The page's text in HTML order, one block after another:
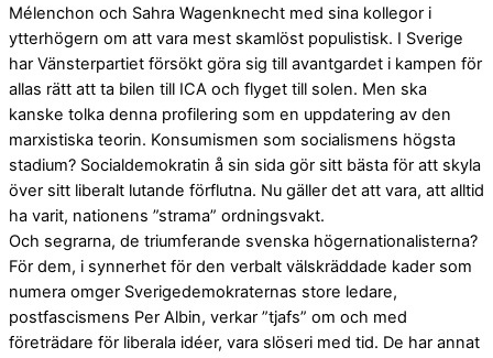
Mélenchon och Sahra Wagenknecht med sina kollegor i
ytterhögern om att vara mest skamlöst populistisk. I Sverige
har Vänsterpartiet försökt göra sig till avantgardet i kampen för
allas rätt att ta bilen till ICA och flyget till solen. Men ska
kanske tolka denna profilering som en uppdatering av den
marxistiska teorin. Konsumismen som socialismens högsta
stadium? Socialdemokratin å sin sida gör sitt bästa för att skyla
över sitt liberalt lutande förflutna. Nu gäller det att vara, att alltid
ha varit, nationens ”strama” ordningsvakt.
Och segrarna, de triumferande svenska högernationalisterna?
För dem, i synnerhet för den verbalt välskräddade kader som
numera omger Sverigedemokraternas store ledare,
postfascismens Per Albin, verkar ”tjafs” om och med
företrädare för liberala idéer, vara slöseri med tid. De har annat